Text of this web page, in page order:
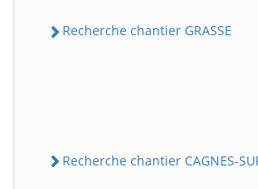
Recherche chantier GRASSE
Recherche chantier CAGNES-